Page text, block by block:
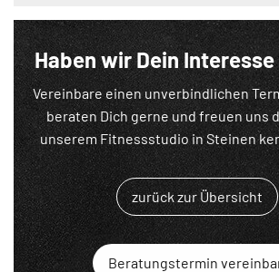
Haben wir Dein
Vereinbare einen unverbindlichen
beraten Dich gerne und freuen uns
unserem Fitnessstudio in Steinen
zurück zur Übersicht
Beratungstermin